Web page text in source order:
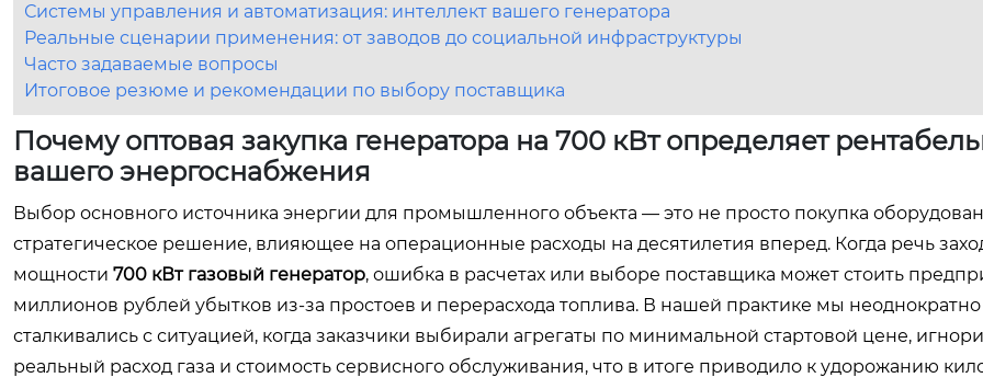
Системы управления и автоматизация: интеллект вашего генератора
Реальные сценарии применения: от заводов до социальной инфраструктуры
Часто задаваемые вопросы
Итоговое резюме и рекомендации по выбору поставщика
Почему оптовая закупка генератора на 700 кВт определяет
вашего энергоснабжения
Выбор основного источника энергии для промышленного объекта — это не просто покупка
стратегическое решение, влияющее на операционные расходы на десятилетия вперед. Когда речь
мощности 700 кВт газовый генератор, ошибка в расчетах или выборе поставщика может стоить
миллионов рублей убытков из-за простоев и перерасхода топлива. В нашей практике мы неоднократно
сталкивались с ситуацией, когда заказчики выбирали агрегаты по минимальной стартовой цене,
реальный расход газа и стоимость сервисного обслуживания, что в итоге приводило к удорожанию